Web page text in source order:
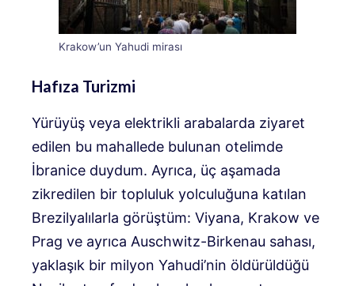
Krakow’un Yahudi mirası
Hafıza Turizmi
Yürüyüş veya elektrikli arabalarda ziyaret
edilen bu mahallede bulunan otelimde
İbranice duydum. Ayrıca, üç aşamada
zikredilen bir topluluk yolculuğuna katılan
Brezilyalılarla görüştüm: Viyana, Krakow ve
Prag ve ayrıca Auschwitz-Birkenau sahası,
yaklaşık bir milyon Yahudi’nin öldürüldüğü